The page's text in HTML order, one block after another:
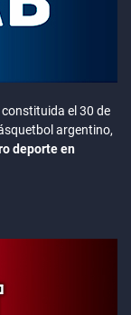
el 30 de
argentino,
deporte en